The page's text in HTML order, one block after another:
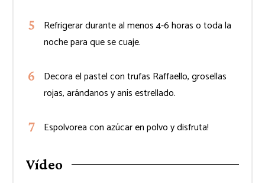
Refrigerar durante al menos 4-6 horas o toda la
noche para que se cuaje.
Decora el pastel con trufas Raffaello, grosellas
rojas, arándanos y anís estrellado.
Espolvorea con azúcar en polvo y disfruta!
Vídeo